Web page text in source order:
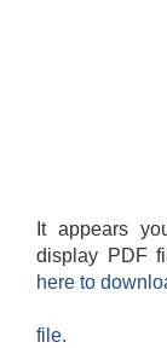
It appears
display PDF
here to
file.